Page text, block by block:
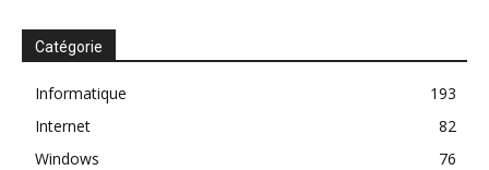
Catégorie
Informatique
193
Internet
82
Windows
76